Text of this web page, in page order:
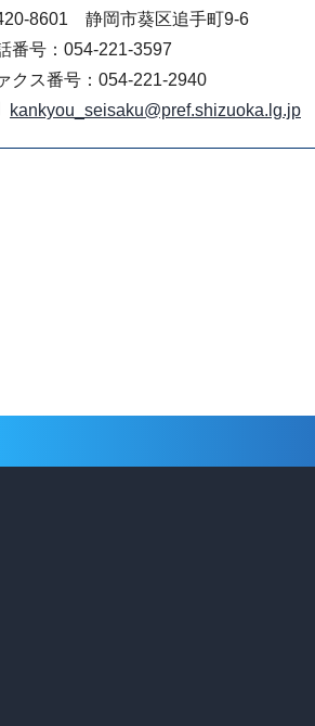
8601 静岡市葵区追手町9-6
番号：054-221-3597
クス番号：054-221-2940
kankyou_seisaku@pref.shizuoka.lg.jp